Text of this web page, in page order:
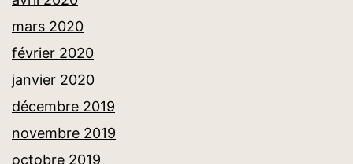
mars 2020
février 2020
janvier 2020
décembre 2019
novembre 2019
octobre 2019